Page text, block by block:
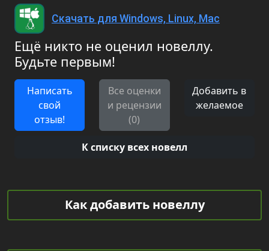
Скачать для Windows, Linux, Mac
Ещё никто не оценил новеллу.
Будьте первым!
Написать
свой
отзыв!
Все оценки
и рецензии
(0)
Добавить в
желаемое
К списку всех новелл
Как добавить новеллу